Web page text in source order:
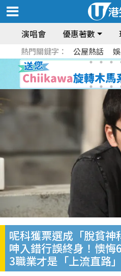
演唱會 優惠著數
熱門關鍵字： 公屋熱話
呢科獲票選成「脫貧
呻入錯行誤終身！懊悔
3職業才是「上流直路」